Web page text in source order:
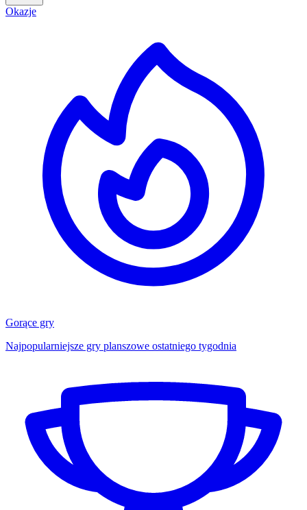
Okazje
Gorące gry
Najpopularniejsze gry planszowe ostatniego tygodnia